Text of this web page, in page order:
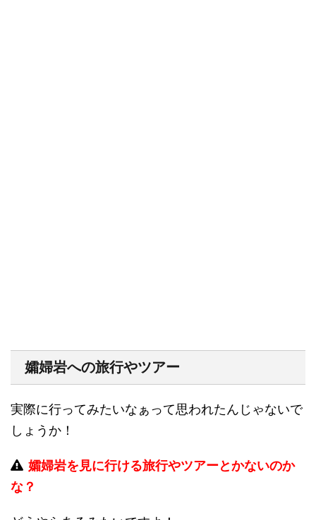
孀婦岩への旅行やツアー
実際に行ってみたいなぁって思われたんじゃないで
しょうか！
孀婦岩を見に行ける旅行やツアーとかないのか
な？